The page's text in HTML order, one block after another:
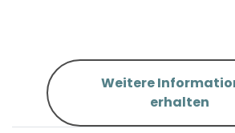
Weitere
erhalten